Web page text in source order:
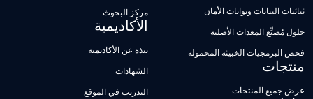
ثنائيات البيانات وبوابات الأمان
حلول مُصنِّع المعدات الأصلية
فحص البرمجيات الخبيثة المحمولة
منتجات
عرض جميع المنتجات
مركز البحوث
الأكاديمية
نبذة عن الأكاديمية
الشهادات
التدريب في الموقع